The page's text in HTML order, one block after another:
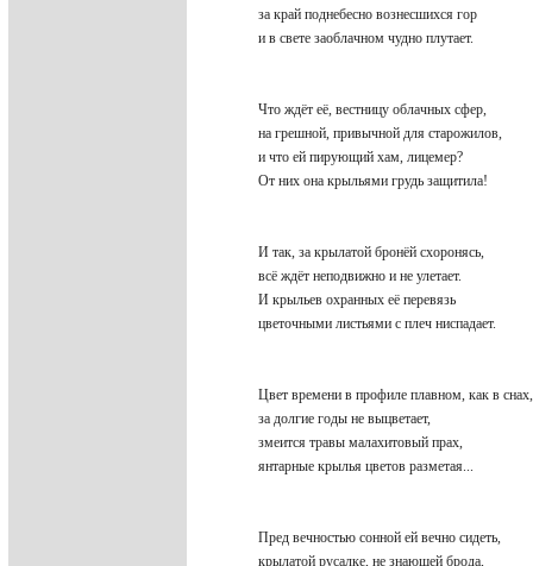
за край поднебесно вознесшихся гор
и в свете заоблачном чудно плутает.
Что ждёт её, вестницу облачных сфер,
на грешной, привычной для старожилов,
и что ей пирующий хам, лицемер?
От них она крыльями грудь защитила!
И так, за крылатой бронёй схоронясь,
всё ждёт неподвижно и не улетает.
И крыльев охранных её перевязь
цветочными листьями с плеч ниспадает.
Цвет времени в профиле плавном, как в
за долгие годы не выцветает,
змеится травы малахитовый прах,
янтарные крылья цветов разметая...
Пред вечностью сонной ей вечно сидеть,
крылатой русалке, не знающей брода,